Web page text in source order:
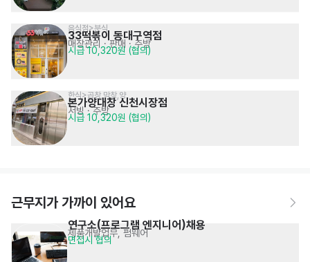
음식점>분식
33떡볶이 동대구역점
매장관리 · 판매 · 주방
시급 10,320원 (협의)
한식>곱창,막창,양
본가양대창 신천시장점
서빙· 주방
시급 10,320원 (협의)
근무지가 가까이 있어요
연구소(프로그램 엔지니어)채용
제품개발업무, 펌웨어
면접시 협의